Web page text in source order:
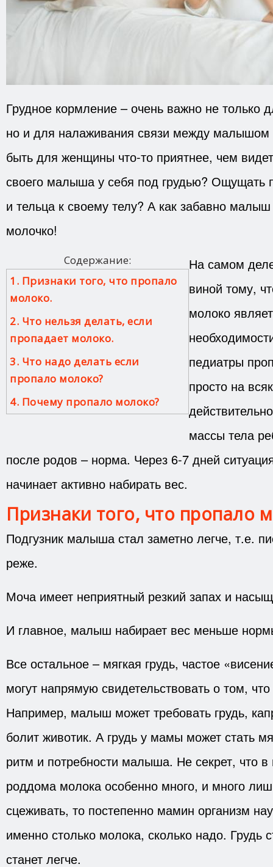
Грудное кормление – очень важно не
но и для налаживания связи между
быть для женщины что-то приятнее, чем
своего малыша у себя под грудью? Ощущать
и тельца к своему телу? А как забавно малыш
молочко!
Содержание:
1. Признаки того, что пропало
молоко.
2. Что нельзя делать, если
пропадает молоко.
3. Что надо делать если
пропало молоко?
4. Почему пропало молоко?
На самом
виной тому,
молоко
педиатры
просто на
массы тела
после родов – норма. Через 6-7 дней
начинает активно набирать вес.
Признаки того, что пропало
Подгузник малыша стал заметно легче, т.е.
реже.
Моча имеет неприятный резкий запах и
И главное, малыш набирает вес меньше
Все остальное – мягкая грудь, частое
могут напрямую свидетельствовать о том,
Например, малыш может требовать грудь,
болит животик. А грудь у мамы может стать
ритм и потребности малыша. Не секрет, что
роддома молока особенно много, и много
сцеживать, то постепенно мамин организм
именно столько молока, сколько надо. Грудь
станет легче.